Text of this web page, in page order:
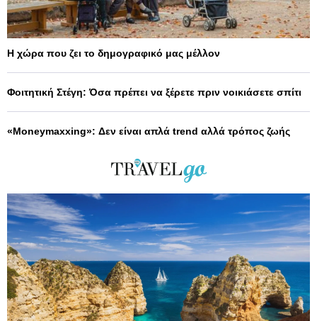
Η χώρα που ζει το δημογραφικό μας μέλλον
Φοιτητική Στέγη: Όσα πρέπει να ξέρετε πριν νοικιάσετε σπίτι
«Moneymaxxing»: Δεν είναι απλά trend αλλά τρόπος ζωής